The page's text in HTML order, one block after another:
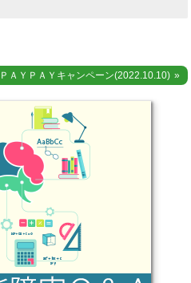
ＡＹＰＡＹキャンペーン(2022.10.10)